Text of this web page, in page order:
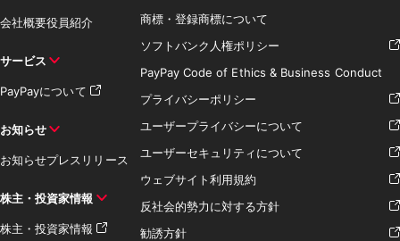
会社概要役員紹介
サービス
PayPayについて
お知らせ
お知らせプレスリリース
株主・投資家情報
株主・投資家情報
商標・登録商標について
ソフトバンク人権ポリシー
PayPay Code of Ethics & Business Conduct
プライバシーポリシー
ユーザープライバシーについて
ユーザーセキュリティについて
ウェブサイト利用規約
反社会的勢力に対する方針
勧誘方針